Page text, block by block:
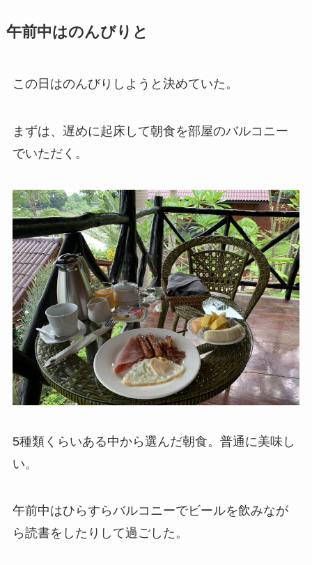
午前中はのんびりと
この日はのんびりしようと決めていた。
まずは、遅めに起床して朝食を部屋のバルコニー
でいただく。
5種類くらいある中から選んだ朝食。普通に美味し
い。
午前中はひらすらバルコニーでビールを飲みなが
ら読書をしたりして過ごした。